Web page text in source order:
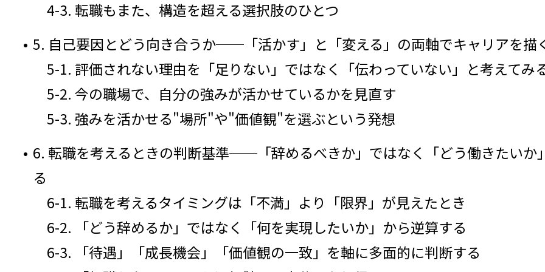
4-3. 転職もまた、構造を超える選択肢のひとつ
5. 自己要因とどう向き合うか──「活かす」と「変える」の両軸でキャリアを描
5-1. 評価されない理由を「足りない」ではなく「伝わっていない」と考えてみ
5-2. 今の職場で、自分の強みが活かせているかを見直す
5-3. 強みを活かせる"場所"や"価値観"を選ぶという発想
6. 転職を考えるときの判断基準──「辞めるべきか」ではなく「どう働きたいか
る
6-1. 転職を考えるタイミングは「不満」より「限界」が見えたとき
6-2. 「どう辞めるか」ではなく「何を実現したいか」から逆算する
6-3. 「待遇」「成長機会」「価値観の一致」を軸に多面的に判断する